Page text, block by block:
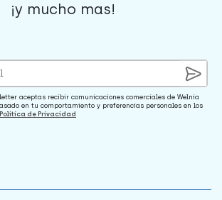
¡y mucho mas!
aceptas recibir comunicaciones comerciales de Welnia
en tu comportamiento y preferencias personales en los
Política de Privacidad